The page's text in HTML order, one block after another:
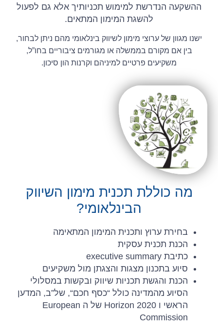
ההשקעה הנדרשת למימוש תכניותיך אלא גם לפעול
להשגת המימון המתאים.
ישנו מגוון של ערוצי מימון לשיווק בינלאומי מהם ניתן לבחור,
בין אם מקורם בממשלה או מגורמים ציבוריים בחו”ל,
משקיעים פרטיים למיניהם וקרנות הון סיכון.
מה כוללת תכנית מימון השיווק
הבינלאומי?
בחירת ערוץ ותכנית המימון המתאימה
הכנת תכנית עסקית
כתיבת executive summary
סיוע בתכנון מצגות והצגתן מול משקיעים
הכנת והגשת תכניות שיווק ובקשות במסלולי
הסיוע מהמדינה כולל “כסף חכם“, של”ב, המדען
הראשי ו Horizon 2020 של ה European
Commission